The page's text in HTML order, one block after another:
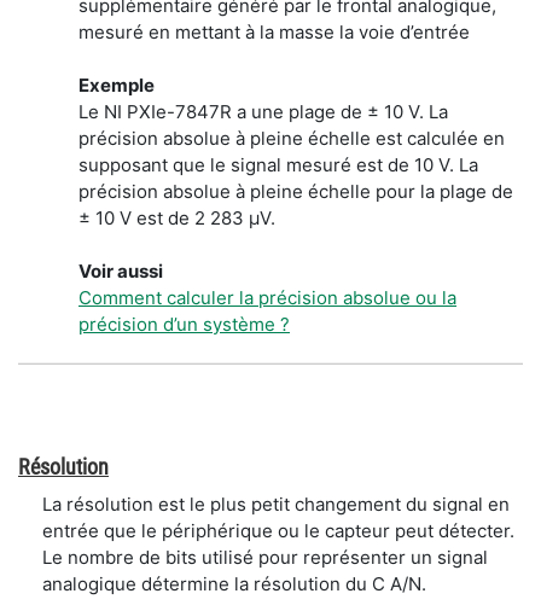
supplémentaire généré par le frontal analogique,
mesuré en mettant à la masse la voie d’entrée
Exemple
Le NI PXIe-7847R a une plage de ± 10 V. La
précision absolue à pleine échelle est calculée en
supposant que le signal mesuré est de 10 V. La
précision absolue à pleine échelle pour la plage de
± 10 V est de 2 283 μV.
Voir aussi
Comment calculer la précision absolue ou la
précision d’un système ?
Résolution
La résolution est le plus petit changement du signal en
entrée que le périphérique ou le capteur peut détecter.
Le nombre de bits utilisé pour représenter un signal
analogique détermine la résolution du C A/N.